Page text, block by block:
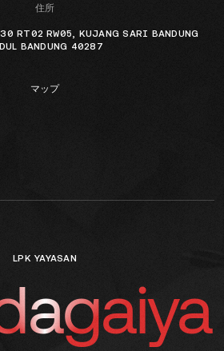
住所
RT02 RW05, KUJANG SARI BANDUNG
BANDUNG 40287
マップ
LPK YAYASAN